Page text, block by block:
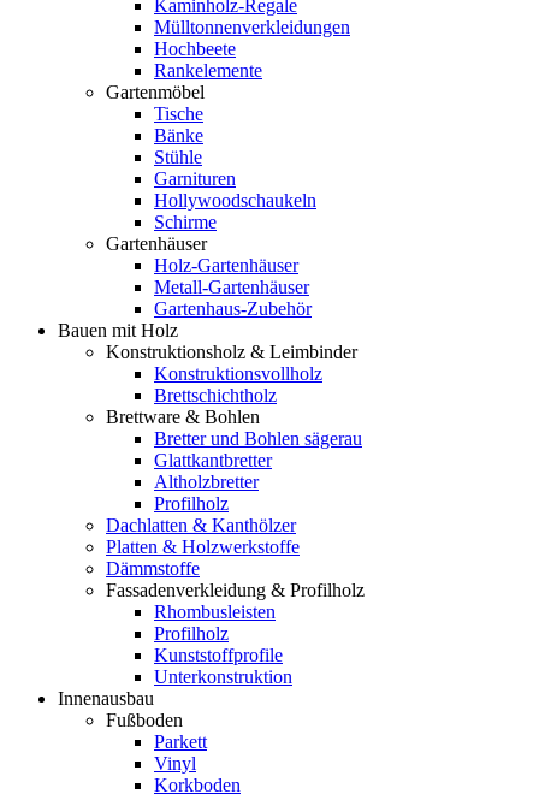
Kaminholz-Regale
Mülltonnenverkleidungen
Hochbeete
Rankelemente
Gartenmöbel
Tische
Bänke
Stühle
Garnituren
Hollywoodschaukeln
Schirme
Gartenhäuser
Holz-Gartenhäuser
Metall-Gartenhäuser
Gartenhaus-Zubehör
Bauen mit Holz
Konstruktionsholz & Leimbinder
Konstruktionsvollholz
Brettschichtholz
Brettware & Bohlen
Bretter und Bohlen sägerau
Glattkantbretter
Altholzbretter
Profilholz
Dachlatten & Kanthölzer
Platten & Holzwerkstoffe
Dämmstoffe
Fassadenverkleidung & Profilholz
Rhombusleisten
Profilholz
Kunststoffprofile
Unterkonstruktion
Innenausbau
Fußboden
Parkett
Vinyl
Korkboden